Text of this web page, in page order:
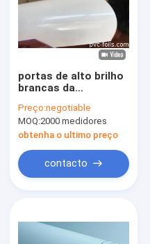
portas de alto brilho
brancas da
do rolo de filme do
Pvc de 0.3mm
Preço:negotiable
MOQ:2000 medidores
obtenha o ultimo preço
contacto